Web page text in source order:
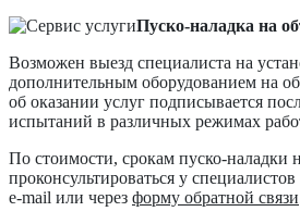
Пуско-наладка на
Возможен выезд специалиста на
дополнительным оборудованием на
об оказании услуг подписывается
испытаний в различных режимах
По стоимости, срокам пуско-наладки
проконсультироваться у
e-mail или через форму обратной связи